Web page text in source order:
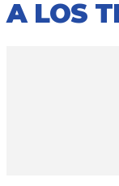
A LOS